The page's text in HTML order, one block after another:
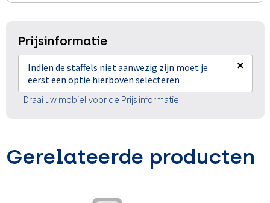
Prijsinformatie
Indien de staffels niet aanwezig zijn moet je
eerst een optie hierboven selecteren
×
Draai uw mobiel voor de Prijs informatie
Gerelateerde producten